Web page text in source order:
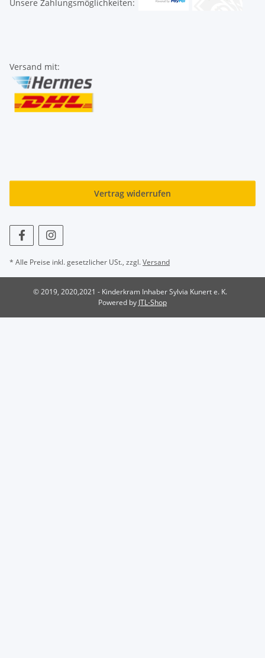
Unsere Zahlungsmöglichkeiten:
Versand mit:
Vertrag widerrufen
* Alle Preise inkl. gesetzlicher USt., zzgl.Versand
© 2019, 2020,2021 - Kinderkram Inhaber Sylvia Kunert e. K.
Powered by JTL-Shop